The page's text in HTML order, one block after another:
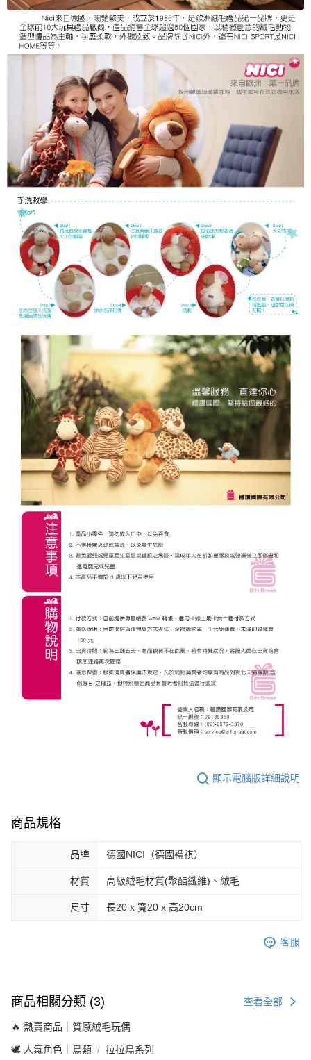
顯示電腦版詳細說明
商品規格
品牌 德國NICI（德國禮祺）
材質 高級絨毛材質(聚酯纖維)、絨毛
尺寸 長20 x 寬20 x 高20cm
客服
商品相關分類 (3) 查看全部
🔥 熱賣商品｜質感絨毛玩偶
🕊️ 人氣角色｜鳥類 拉拉鳥系列